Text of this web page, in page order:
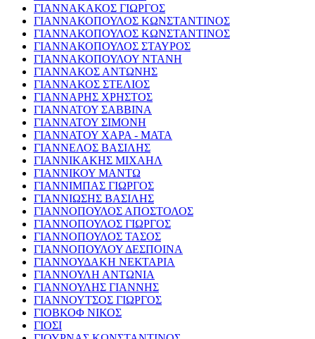
ΓΙΑΝΝΑΚΑΚΟΣ ΓΙΩΡΓΟΣ
ΓΙΑΝΝΑΚΟΠΟΥΛΟΣ ΚΩΝΣΤΑΝΤΙΝΟΣ
ΓΙΑΝΝΑΚΟΠΟΥΛΟΣ ΚΩΝΣΤΑΝΤΙΝΟΣ
ΓΙΑΝΝΑΚΟΠΟΥΛΟΣ ΣΤΑΥΡΟΣ
ΓΙΑΝΝΑΚΟΠΟΥΛΟΥ ΝΤΑΝΗ
ΓΙΑΝΝΑΚΟΣ ΑΝΤΩΝΗΣ
ΓΙΑΝΝΑΚΟΣ ΣΤΕΛΙΟΣ
ΓΙΑΝΝΑΡΗΣ ΧΡΗΣΤΟΣ
ΓΙΑΝΝΑΤΟΥ ΣΑΒΒΙΝΑ
ΓΙΑΝΝΑΤΟΥ ΣΙΜΟΝΗ
ΓΙΑΝΝΑΤΟΥ ΧΑΡΑ - ΜΑΤΑ
ΓΙΑΝΝΕΛΟΣ ΒΑΣΙΛΗΣ
ΓΙΑΝΝΙΚΑΚΗΣ ΜΙΧΑΗΛ
ΓΙΑΝΝΙΚΟΥ ΜΑΝΤΩ
ΓΙΑΝΝΙΜΠΑΣ ΓΙΩΡΓΟΣ
ΓΙΑΝΝΙΩΣΗΣ ΒΑΣΙΛΗΣ
ΓΙΑΝΝΟΠΟΥΛΟΣ ΑΠΟΣΤΟΛΟΣ
ΓΙΑΝΝΟΠΟΥΛΟΣ ΓΙΩΡΓΟΣ
ΓΙΑΝΝΟΠΟΥΛΟΣ ΤΑΣΟΣ
ΓΙΑΝΝΟΠΟΥΛΟΥ ΔΕΣΠΟΙΝΑ
ΓΙΑΝΝΟΥΔΑΚΗ ΝΕΚΤΑΡΙΑ
ΓΙΑΝΝΟΥΛΗ ΑΝΤΩΝΙΑ
ΓΙΑΝΝΟΥΛΗΣ ΓΙΑΝΝΗΣ
ΓΙΑΝΝΟΥΤΣΟΣ ΓΙΩΡΓΟΣ
ΓΙΟΒΚΟΦ ΝΙΚΟΣ
ΓΙΟΣΙ